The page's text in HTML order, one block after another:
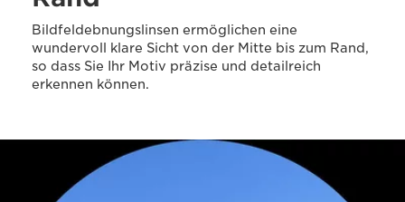
Bildfeldebnungslinsen ermöglichen eine
wundervoll klare Sicht von der Mitte bis zum Rand,
so dass Sie Ihr Motiv präzise und detailreich
erkennen können.